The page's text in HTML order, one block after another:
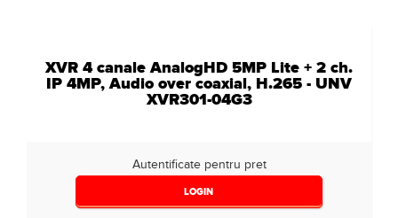
XVR 4 canale AnalogHD 5MP Lite + 2 ch.
IP 4MP, Audio over coaxial, H.265 - UNV
XVR301-04G3
Autentificate pentru pret
LOGIN